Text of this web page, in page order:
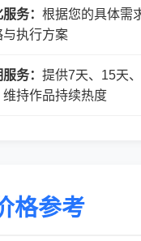
务： 根据您的具体需
与执行方案
务： 提供7天、15天
维持作品持续热度
格参考